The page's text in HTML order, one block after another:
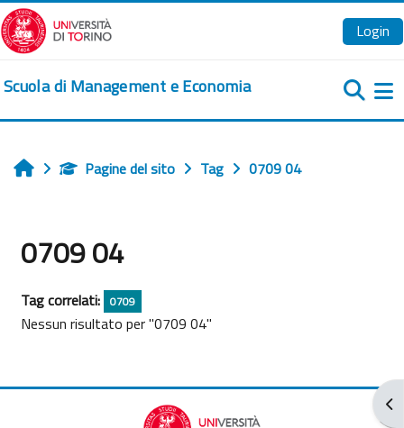
Vai al contenuto principale
Login
Scuola di Management e Economia
HomePagine del sito Tag 0709 04
0709 04
Tag correlati: 0709
Nessun risultato per "0709 04"